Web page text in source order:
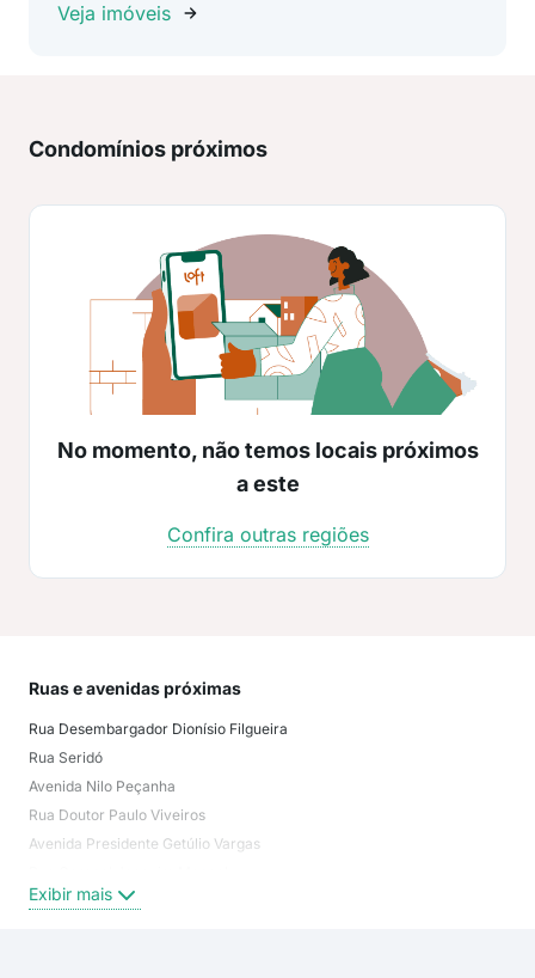
Veja imóveis
Condomínios próximos
No momento, não temos locais próximos
a este
Confira outras regiões
Ruas e avenidas próximas
Rua Desembargador Dionísio Filgueira
Rua Seridó
Avenida Nilo Peçanha
Rua Doutor Paulo Viveiros
Avenida Presidente Getúlio Vargas
Rua Joaquim Fabrício
Exibir mais